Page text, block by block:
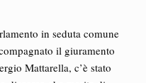
in seduta comune
il giuramento
Mattarella, c’è stato